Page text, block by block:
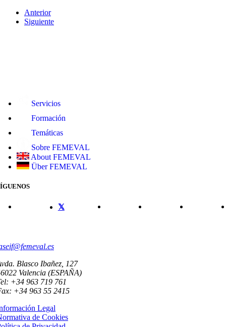
Anterior
Siguiente
Servicios
Formación
Temáticas
Sobre FEMEVAL
About FEMEVAL
Über FEMEVAL
Blasco Ibañez, 127
Valencia (ESPAÑA)
+34 963 719 761
+34 963 55 2415
Legal
de Cookies